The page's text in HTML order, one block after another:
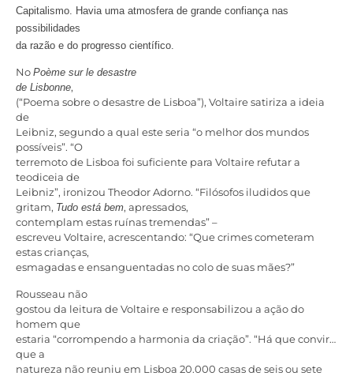
Capitalismo. Havia uma atmosfera de grande confiança nas
possibilidades
da razão e do progresso científico.
No Poème sur le desastre
de Lisbonne,
(“Poema sobre o desastre de Lisboa”), Voltaire satiriza a ideia
de
Leibniz, segundo a qual este seria “o melhor dos mundos
possíveis”. “O
terremoto de Lisboa foi suficiente para Voltaire refutar a
teodiceia de
Leibniz”, ironizou Theodor Adorno. “Filósofos iludidos que
gritam, Tudo está bem, apressados,
contemplam estas ruínas tremendas” –
escreveu Voltaire, acrescentando: “Que crimes cometeram
estas crianças,
esmagadas e ensanguentadas no colo de suas mães?”
Rousseau não
gostou da leitura de Voltaire e responsabilizou a ação do
homem que
estaria “corrompendo a harmonia da criação”. “Há que convir…
que a
natureza não reuniu em Lisboa 20.000 casas de seis ou sete